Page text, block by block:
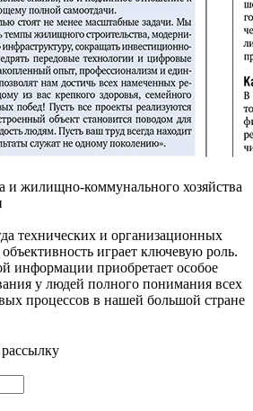
и жилищно-коммунального хозяйства
технических и организационных
играет ключевую роль.
информации приобретает особое
у людей полного понимания всех
процессов в нашей большой стране